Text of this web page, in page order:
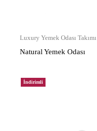
Luxury Yemek Odası Takımı
Natural Yemek Odası
İndirimli